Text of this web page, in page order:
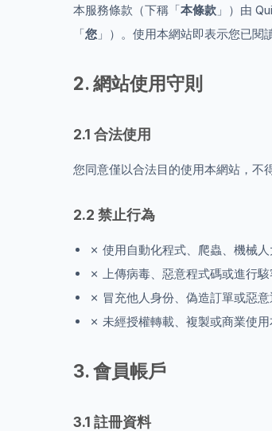
本服務條款（下稱「本條款 」）由
「您 」）。使用本網站即表示您已閱
2. 網站使用守則
2.1 合法使用
您同意僅以合法目的使用本網站，不
2.2 禁止行為
✗ 使用自動化程式、爬蟲、機械
✗ 上傳病毒、惡意程式碼或進行駭
✗ 冒充他人身份、偽造訂單或惡意
✗ 未經授權轉載、複製或商業使
3. 會員帳戶
3.1 註冊資料